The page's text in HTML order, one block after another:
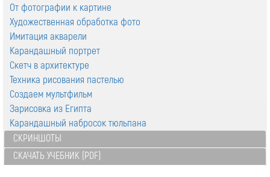
От фотографии к картине
Художественная обработка фото
Имитация акварели
Карандашный портрет
Скетч в архитектуре
Техника рисования пастелью
Создаем мультфильм
Зарисовка из Египта
Карандашный набросок тюльпана
СКРИНШОТЫ
СКАЧАТЬ УЧЕБНИК (PDF)